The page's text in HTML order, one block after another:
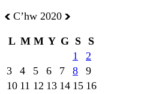
Cʼhw 2020
L M M Y G S
S
1
2
3
4 5 6 7 8
9
10 11 12 13 14 15 16